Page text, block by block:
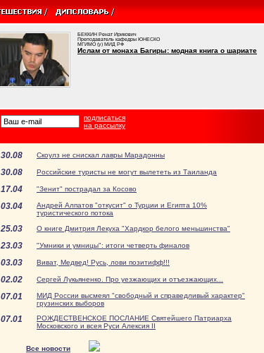
БЕККИН Ренат Ирикович
Преподаватель кафедры ЮНЕСКО
МГИМО (у) МИД РФ
Ислам от монаха Багиры: модная книга о шариате
подписаться
на рассылку
30.08 Скоулз не снискал лавры Марадонны
30.08 Российские туристы не могут вылететь из Таиланда
17.04 "Зенит" пострадал за Косово
03.04
Андрей Алпатов "откусит" о Турции и Египта 10%
туристического потока
25.03 О книге Дмитрия Лекуха "Хардкор белого меньшинства"
23.03 "Умники и умницы": итоги четверть финалов
03.03 Виват, Медвед! Русь, лови позитифф!!!
02.02 Сергей Лукьяненко. Про уезжающих и отъезжающих...
07.01
МИД России высмеял "свободный и справедливый характер"
грузинских выборов
07.01
РОЖДЕСТВЕНСКОЕ ПОСЛАНИЕ Святейшего Патриарха
Московского и всея Руси Алексия II
Все новости